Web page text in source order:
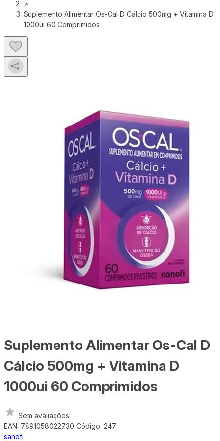
>
Suplemento Alimentar Os-Cal D Cálcio 500mg + Vitamina D
1000ui 60 Comprimidos
Suplemento Alimentar Os-Cal D
Cálcio 500mg + Vitamina D
1000ui 60 Comprimidos
Sem avaliações
EAN: 7891058022730 Código: 247
sanofi